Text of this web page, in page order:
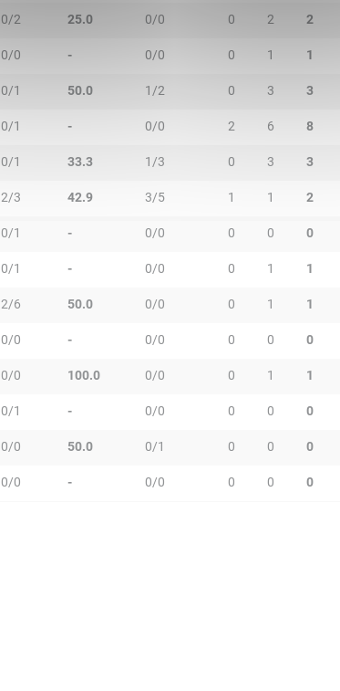
0/2 25.0 0/0 0 2 2
0/0 - 0/0 0 1 1
0/1 50.0 1/2 0 3 3
0/1 - 0/0 2 6 8
0/1 33.3 1/3 0 3 3
2/3 42.9 3/5 1 1 2
0/1 - 0/0 0 0 0
0/1 - 0/0 0 1 1
2/6 50.0 0/0 0 1 1
0/0 - 0/0 0 0 0
0/0 100.0 0/0 0 1 1
0/1 - 0/0 0 0 0
0/0 50.0 0/1 0 0 0
0/0 - 0/0 0 0 0